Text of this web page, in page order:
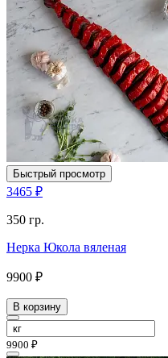
Быстрый просмотр
3465 ₽
350 гр.
Нерка Юкола вяленая
9900 ₽
В корзину
9900 ₽